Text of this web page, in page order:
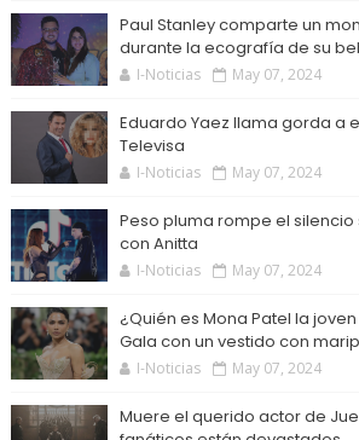
Paul Stanley comparte un
durante la ecografía de su
I-Noticias May 07, 2024
Eduardo Yaez llama gorda a
Televisa
I-Noticias May 07, 2024
Peso pluma rompe el silencio
con Anitta
I-Noticias May 07, 2024
¿Quién es Mona Patel la
Gala con un vestido con
I-Noticias May 07, 2024
Muere el querido actor de